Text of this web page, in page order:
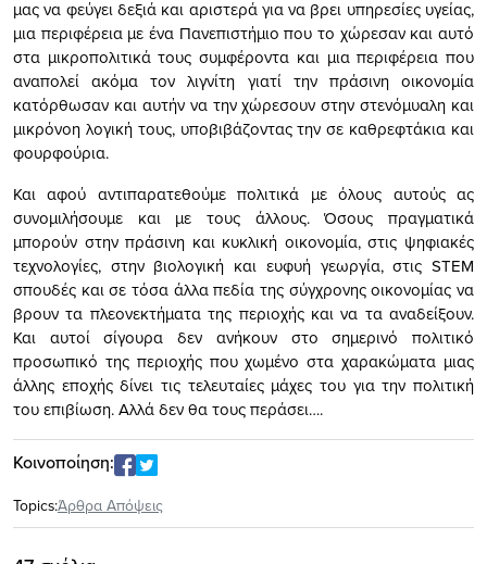
μας να φεύγει δεξιά και αριστερά για να βρει υπηρεσίες υγείας,
μια περιφέρεια με ένα Πανεπιστήμιο που το χώρεσαν και αυτό
στα μικροπολιτικά τους συμφέροντα και μια περιφέρεια που
αναπολεί ακόμα τον λιγνίτη γιατί την πράσινη οικονομία
κατόρθωσαν και αυτήν να την χώρεσουν στην στενόμυαλη και
μικρόνοη λογική τους, υποβιβάζοντας την σε καθρεφτάκια και
φουρφούρια.
Και αφού αντιπαρατεθούμε πολιτικά με όλους αυτούς ας
συνομιλήσουμε και με τους άλλους. Όσους πραγματικά
μπορούν στην πράσινη και κυκλική οικονομία, στις ψηφιακές
τεχνολογίες, στην βιολογική και ευφυή γεωργία, στις STEM
σπουδές και σε τόσα άλλα πεδία της σύγχρονης οικονομίας να
βρουν τα πλεονεκτήματα της περιοχής και να τα αναδείξουν.
Και αυτοί σίγουρα δεν ανήκουν στο σημερινό πολιτικό
προσωπικό της περιοχής που χωμένο στα χαρακώματα μιας
άλλης εποχής δίνει τις τελευταίες μάχες του για την πολιτική
του επιβίωση. Αλλά δεν θα τους περάσει….
Κοινοποίηση:
Topics:Άρθρα Απόψεις